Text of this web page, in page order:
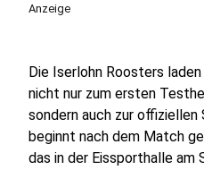
Anzeige
Die Iserlohn Roosters
nicht nur zum ersten
sondern auch zur offiziellen
beginnt nach dem Match
das in der Eissporthalle am